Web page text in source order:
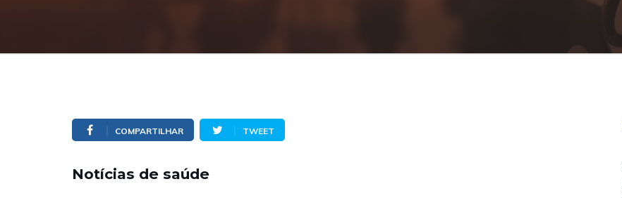
COMPARTILHAR TWEET
Notícias de saúde